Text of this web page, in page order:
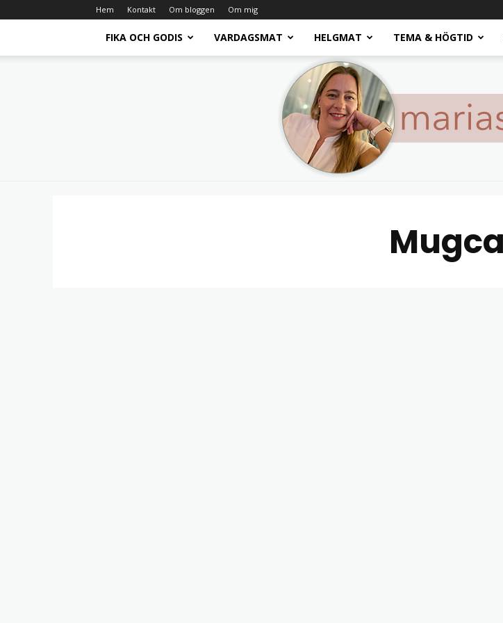
Hem Kontakt Om bloggen Om mig
FIKA OCH GODIS VARDAGSMAT HELGMAT TEMA & HÖGTID
Marias